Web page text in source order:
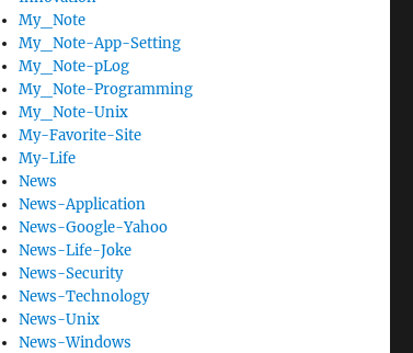
My_Note
My_Note-App-Setting
My_Note-pLog
My_Note-Programming
My_Note-Unix
My-Favorite-Site
My-Life
News
News-Application
News-Google-Yahoo
News-Life-Joke
News-Security
News-Technology
News-Unix
News-Windows